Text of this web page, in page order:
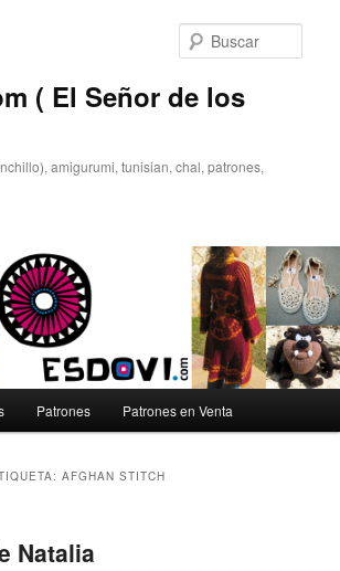
( El Señor de los
amigurumi, tunisian, chal, patrones,
Patrones Patrones en Venta
AFGHAN STITCH
Natalia